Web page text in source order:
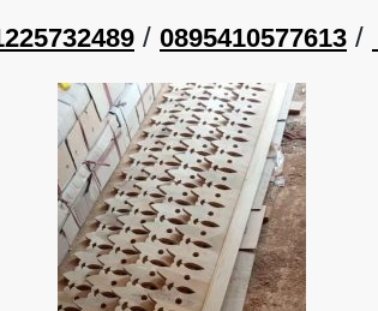
/ 0895410577613 /